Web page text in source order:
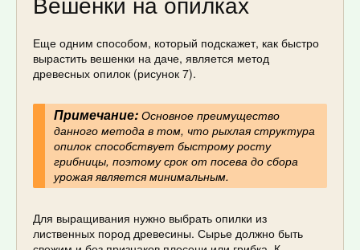
Еще одним способом, который подскажет, как быстро
вырастить вешенки на даче, является метод
древесных опилок (рисунок 7).
Примечание:Основное преимущество
данного метода в том, что рыхлая структура
опилок способствует быстрому росту
грибницы, поэтому срок от посева до сбора
урожая является минимальным.
Для выращивания нужно выбрать опилки из
лиственных пород древесины. Сырье должно быть